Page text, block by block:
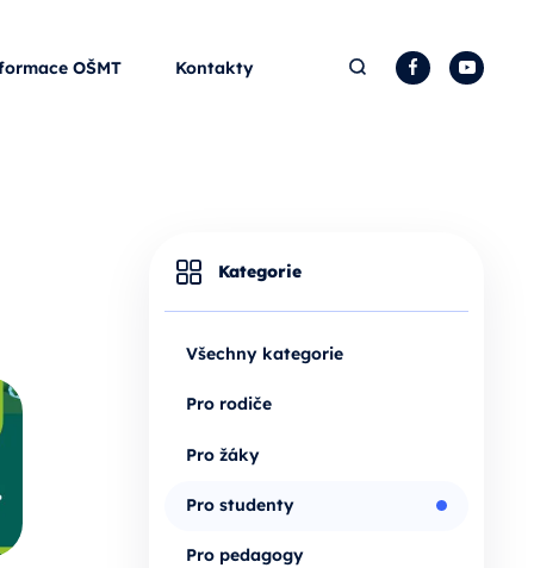
OŠMT Kontakty Hledat Facebook
Kategorie
Všechny kategorie
Pro rodiče
Pro žáky
Pro studenty
Pro pedagogy